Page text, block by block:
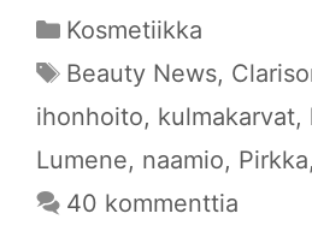
Kategoriat
Kosmetiikka
Avainsanat
Beauty News,
ihonhoito, kulmakarvat,
Lumene, naamio, Pirkka,
40 kommenttia